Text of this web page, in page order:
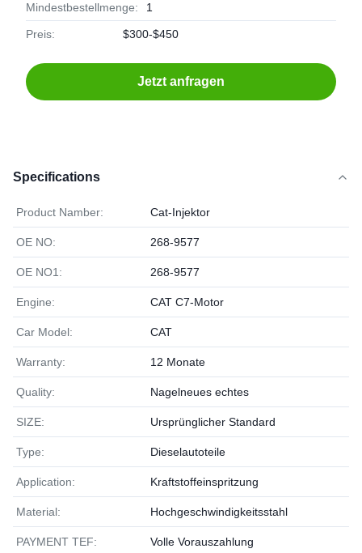
Mindestbestellmenge: 1
Preis: $300-$450
Jetzt anfragen
Specifications
Product Namber: Cat-Injektor
OE NO: 268-9577
OE NO1: 268-9577
Engine: CAT C7-Motor
Car Model: CAT
Warranty: 12 Monate
Quality: Nagelneues echtes
SIZE: Ursprünglicher Standard
Type: Dieselautoteile
Application: Kraftstoffeinspritzung
Material: Hochgeschwindigkeitsstahl
PAYMENT TEF: Volle Vorauszahlung